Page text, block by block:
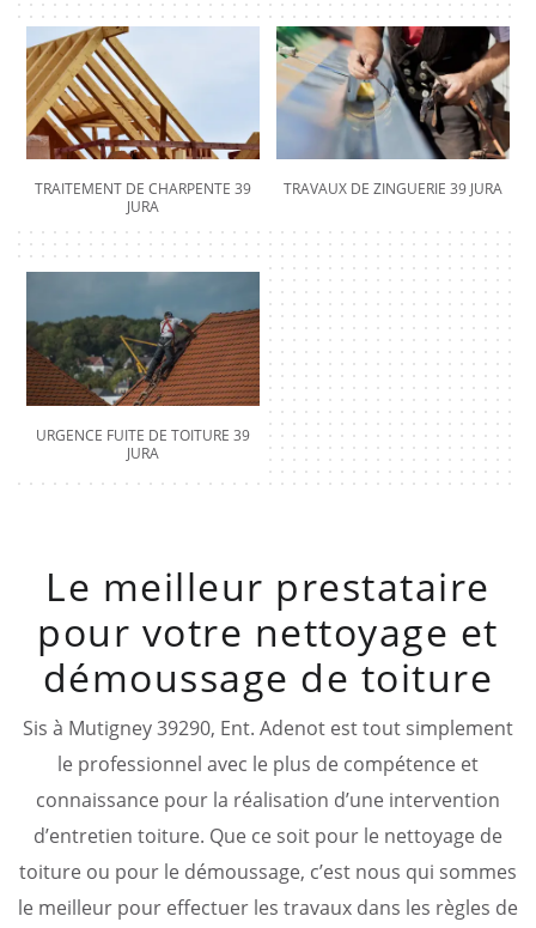
TRAITEMENT DE CHARPENTE 39
JURA
TRAVAUX DE ZINGUERIE 39 JURA
URGENCE FUITE DE TOITURE 39
JURA
Le meilleur prestataire
pour votre nettoyage et
démoussage de toiture
Sis à Mutigney 39290, Ent. Adenot est tout simplement
le professionnel avec le plus de compétence et
connaissance pour la réalisation d’une intervention
d’entretien toiture. Que ce soit pour le nettoyage de
toiture ou pour le démoussage, c’est nous qui sommes
le meilleur pour effectuer les travaux dans les règles de